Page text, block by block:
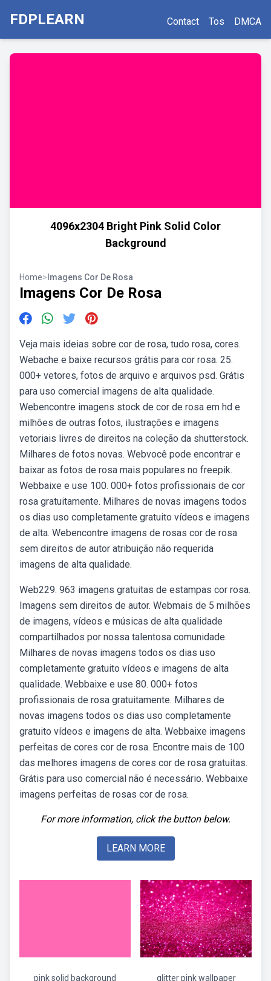
FDPLEARN Contact Tos DMCA
4096x2304 Bright Pink Solid Color
Background
Home> Imagens Cor De Rosa
Imagens Cor De Rosa
Veja mais ideias sobre cor de rosa, tudo rosa, cores.
Webache e baixe recursos grátis para cor rosa. 25.
000+ vetores, fotos de arquivo e arquivos psd. Grátis
para uso comercial imagens de alta qualidade.
Webencontre imagens stock de cor de rosa em hd e
milhões de outras fotos, ilustrações e imagens
vetoriais livres de direitos na coleção da shutterstock.
Milhares de fotos novas. Webvocê pode encontrar e
baixar as fotos de rosa mais populares no freepik.
Webbaixe e use 100. 000+ fotos profissionais de cor
rosa gratuitamente. Milhares de novas imagens todos
os dias uso completamente gratuito vídeos e imagens
de alta. Webencontre imagens de rosas cor de rosa
sem direitos de autor atribuição não requerida
imagens de alta qualidade.
Web229. 963 imagens gratuitas de estampas cor rosa.
Imagens sem direitos de autor. Webmais de 5 milhões
de imagens, vídeos e músicas de alta qualidade
compartilhados por nossa talentosa comunidade.
Milhares de novas imagens todos os dias uso
completamente gratuito vídeos e imagens de alta
qualidade. Webbaixe e use 80. 000+ fotos
profissionais de rosa gratuitamente. Milhares de
novas imagens todos os dias uso completamente
gratuito vídeos e imagens de alta. Webbaixe imagens
perfeitas de cores cor de rosa. Encontre mais de 100
das melhores imagens de cores cor de rosa gratuitas.
Grátis para uso comercial não é necessário. Webbaixe
imagens perfeitas de rosas cor de rosa.
For more information, click the button below.
LEARN MORE
pink solid background
glitter pink wallpaper